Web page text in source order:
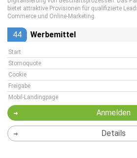
bietet attraktive Provisionen für qualifizierte
Commerce und Online-Marketing.
44 Werbemittel
Start
Stornoquote
Cookie
Freigabe
Mobil-Landingpage
Anmelden
Details